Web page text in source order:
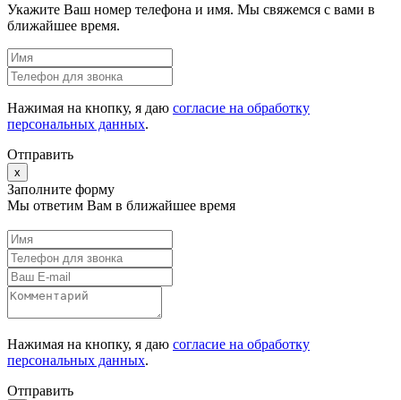
Укажите Ваш номер телефона и имя. Мы свяжемся с вами в
ближайшее время.
Нажимая на кнопку, я даю согласие на обработку
персональных данных.
Отправить
x
Заполните форму
Мы ответим Вам в ближайшее время
Нажимая на кнопку, я даю согласие на обработку
персональных данных.
Отправить